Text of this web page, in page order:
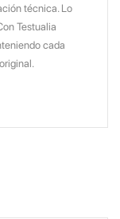
técnica. Lo
Testualia
cada